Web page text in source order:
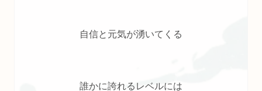
自信と元気が湧いてくる
誰かに誇れるレベルには